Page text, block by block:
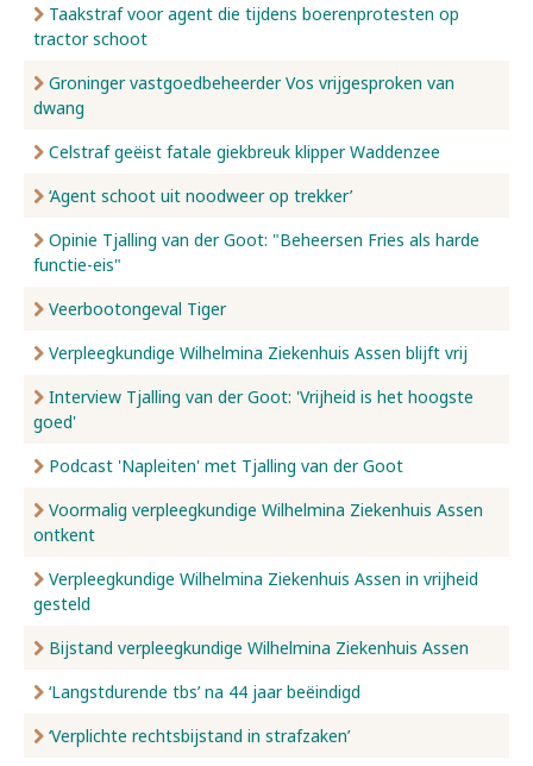
Taakstraf voor agent die tijdens boerenprotesten op
tractor schoot
Groninger vastgoedbeheerder Vos vrijgesproken van
dwang
Celstraf geëist fatale giekbreuk klipper Waddenzee
‘Agent schoot uit noodweer op trekker’
Opinie Tjalling van der Goot: "Beheersen Fries als harde
functie-eis"
Veerbootongeval Tiger
Verpleegkundige Wilhelmina Ziekenhuis Assen blijft vrij
Interview Tjalling van der Goot: 'Vrijheid is het hoogste
goed'
Podcast 'Napleiten' met Tjalling van der Goot
Voormalig verpleegkundige Wilhelmina Ziekenhuis Assen
ontkent
Verpleegkundige Wilhelmina Ziekenhuis Assen in vrijheid
gesteld
Bijstand verpleegkundige Wilhelmina Ziekenhuis Assen
‘Langstdurende tbs’ na 44 jaar beëindigd
‘Verplichte rechtsbijstand in strafzaken’